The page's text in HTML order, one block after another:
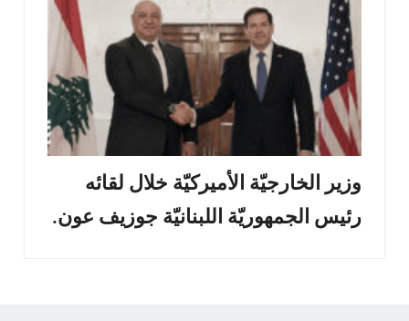
وزير الخارجيّة الأميركيّة خلال لقائه
رئيس الجمهوريّة اللبنانيّة جوزيف عون.